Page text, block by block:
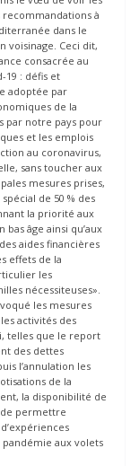
à
dans le
voisinage. Ceci dit,
consacrée au
19 : défis et
adoptée par
de la
par notre pays pour
et les emplois
au coronavirus,
sans toucher aux
mesures prises,
de 50 % des
la priorité aux
âge ainsi qu’aux
aides financières
effets de la
les
nécessiteuses».
les mesures
activités des
telles que le report
des dettes
l’annulation les
de la
la disponibilité de
permettre
aux volets